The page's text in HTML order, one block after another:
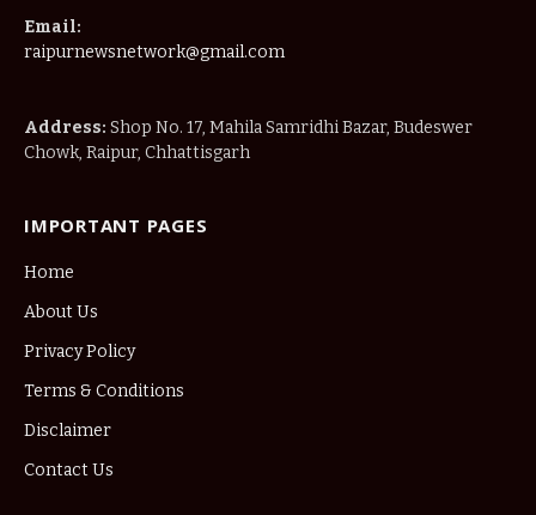
Email:
raipurnewsnetwork@gmail.com
Address: Shop No. 17, Mahila Samridhi Bazar, Budeswer
Chowk, Raipur, Chhattisgarh
IMPORTANT PAGES
Home
About Us
Privacy Policy
Terms & Conditions
Disclaimer
Contact Us